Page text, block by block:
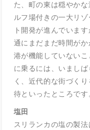
た、町の東は穏やか
ルフ場付きの一大リ
ト開発が進んでいま
通にまだまだ時間が
港が機能していない
に乗るには、いまし
く、近代的な街づく
待といったところです
塩田
スリランカの塩の製